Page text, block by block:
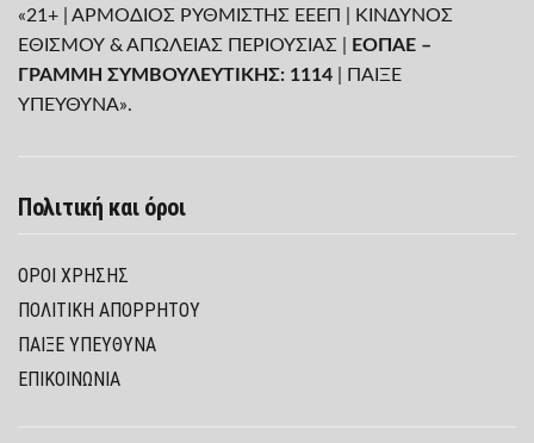
«21+ | ΑΡΜΟΔΙΟΣ ΡΥΘΜΙΣΤΗΣ ΕΕΕΠ | ΚΙΝΔΥΝΟΣ
ΕΘΙΣΜΟΥ & ΑΠΩΛΕΙΑΣ ΠΕΡΙΟΥΣΙΑΣ |
ΕΟΠΑΕ –
ΓΡΑΜΜΗ ΣΥΜΒΟΥΛΕΥΤΙΚΗΣ: 1114 | ΠΑΙΞΕ
ΥΠΕΥΘΥΝΑ».
Πολιτική και όροι
ΌΡΟΙ ΧΡΉΣΗΣ
ΠΟΛΙΤΙΚΉ ΑΠΟΡΡΉΤΟΥ
ΠΑΊΞΕ ΥΠΕΎΘΥΝΑ
ΕΠΙΚΟΙΝΩΝΙΑ